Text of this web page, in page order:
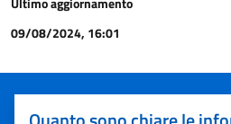
09/08/2024, 16:01